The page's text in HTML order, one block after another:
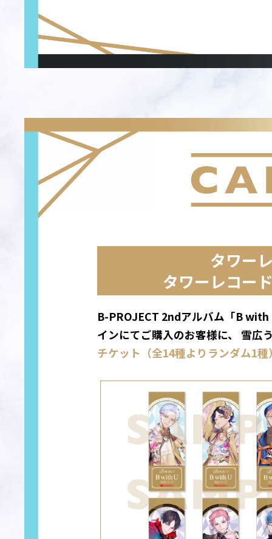
タワー
タワーレコー
B-PROJECT 2ndアルバム「B
インにてご購入のお客様に、 雪広
チケット（全14種よりランダム1種